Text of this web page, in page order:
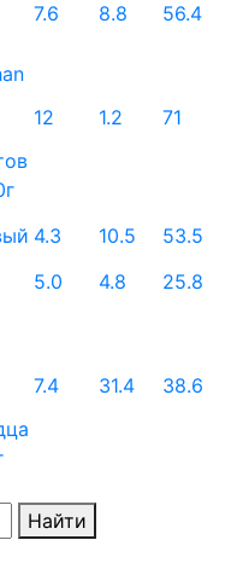
7.6 8.8
56.4
12 1.2 71
4.3 10.5
53.5
5.0 4.8
25.8
7.4 31.4 38.6
Найти